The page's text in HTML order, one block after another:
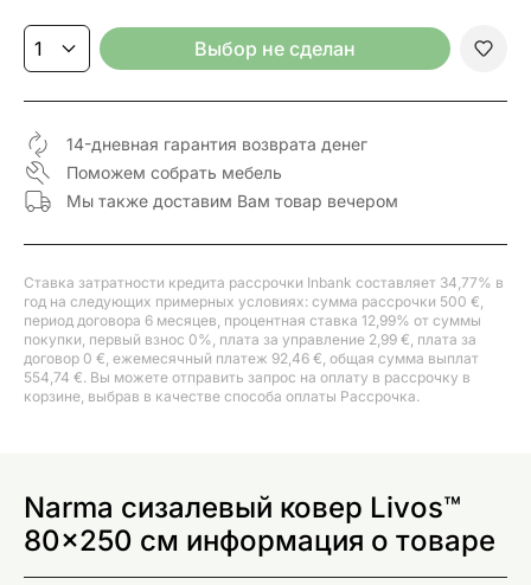
Выбор не сделан
14-дневная гарантия возврата денег
Поможем собрать мебель
Мы также доставим Вам товар вечером
Ставка затратности кредита рассрочки Inbank составляет 34,77% в
год на следующих примерных условиях: сумма рассрочки 500 €,
период договора 6 месяцев, процентная ставка 12,99% от суммы
покупки, первый взнос 0%, плата за управление 2,99 €, плата за
договор 0 €, ежемесячный платеж 92,46 €, общая сумма выплат
554,74 €. Вы можете отправить запрос на оплату в рассрочку в
корзине, выбрав в качестве способа оплаты Рассрочка.
Narma сизалевый ковер Livos™
80x250 см информация о товаре